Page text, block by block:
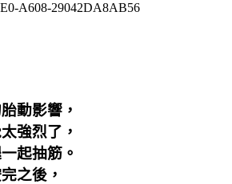
動影響，
強烈了，
起抽筋。
之後，